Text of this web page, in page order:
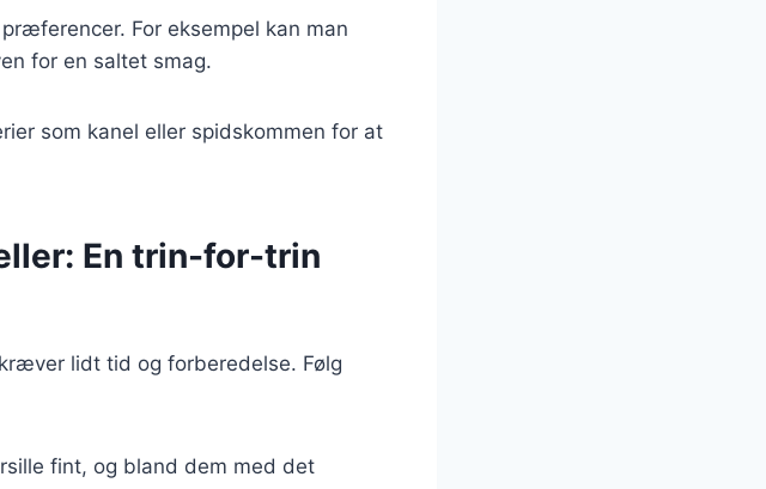
For eksempel kan man
for en saltet smag.
som kanel eller spidskommen for at
En trin-for-trin
lidt tid og forberedelse. Følg
fint, og bland dem med det